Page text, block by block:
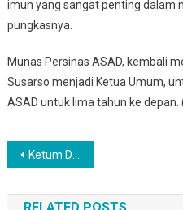
imun yang sangat penting dalam
pungkasnya.
Munas Persinas ASAD, kembali
Susarso menjadi Ketua Umum,
ASAD untuk lima tahun ke depan.
Post navigation
Ketum DPP LDII: Toleransi Menghindarkan Diktator Mayoritas Atau Tirani Minoritas